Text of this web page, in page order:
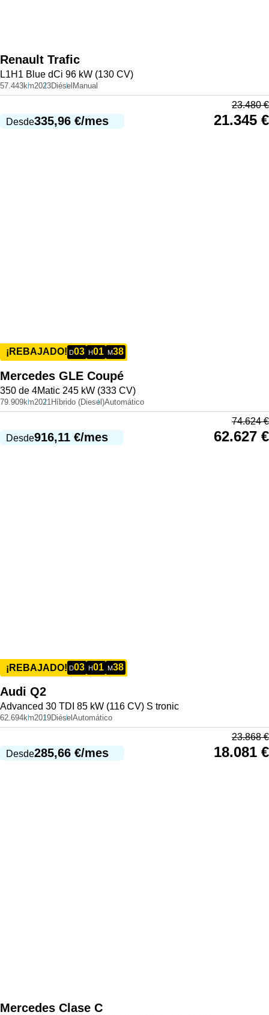
Renault Trafic
L1H1 Blue dCi 96 kW (130 CV)
57.443km2023Diésel Manual
Desde335,96 €/mes
23.480€
21.345 €
¡REBAJADO! D03 H01 M38
Mercedes GLE Coupé
350 de 4Matic 245 kW (333 CV)
79.909km2021 Híbrido (Diesel)Automático
Desde916,11 €/mes
74.624€
62.627 €
¡REBAJADO! D03 H01 M38
Audi Q2
Advanced 30 TDI 85 kW (116 CV) S tronic
62.694km2019Diésel Automático
Desde285,66 €/mes
23.868€
18.081 €
Mercedes Clase C